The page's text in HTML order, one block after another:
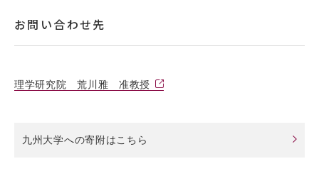
お問い合わせ先
理学研究院 荒川雅 准教授
九州大学への寄附はこちら